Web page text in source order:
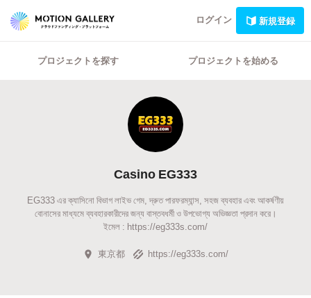
ログイン 新規登録
プロジェクトを探す プロジェクトを始める
Casino EG333
EG333 এর ক্যাসিনো বিভাগ লাইভ গেম, দ্রুত পারফরম্যান্স, সহজ ব্যবহার এবং আকর্ষণীয়
বোনাসের মাধ্যমে ব্যবহারকারীদের জন্য বাস্তবধর্মী ও উপভোগ্য অভিজ্ঞতা প্রদান করে।
ইমেল : https://eg333s.com/
東京都 https://eg333s.com/